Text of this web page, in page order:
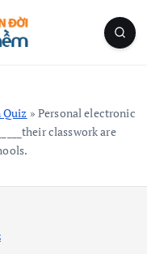
» Personal electronic
classwork are